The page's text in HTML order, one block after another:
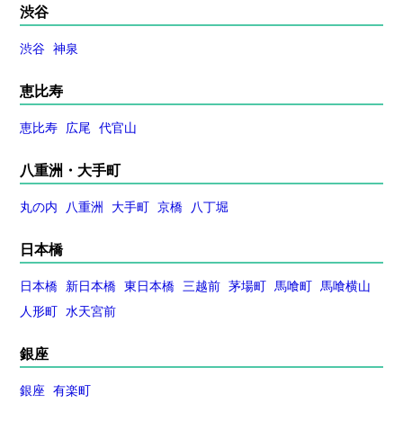
渋谷
渋谷 神泉
恵比寿
恵比寿 広尾 代官山
八重洲・大手町
丸の内 八重洲 大手町 京橋 八丁堀
日本橋
日本橋 新日本橋 東日本橋 三越前 茅場町 馬喰町 馬喰横山
人形町 水天宮前
銀座
銀座 有楽町